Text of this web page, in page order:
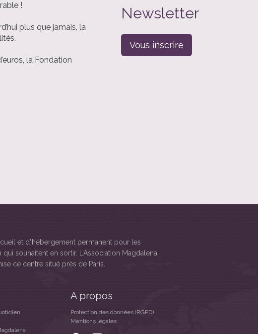
!
plus que jamais, la
la Fondation
Newsletter
Vous inscrire
et d"hébergement permanent pour les
souhaitent en sortir. L’Association Magdalena,
ce centre situé près de Paris.
A propos
Protection des données (RGPD)
Mentions légales